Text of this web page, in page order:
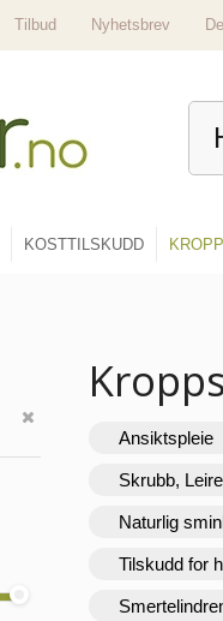
Tilbud Nyhetsbrev
KOSTTILSKUDD
Ansiktspleie
Skrubb,
Naturlig
Tilskudd for